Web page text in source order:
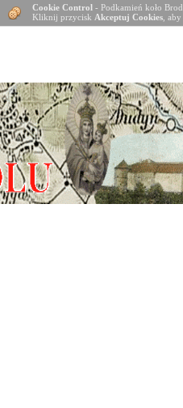
Cookie Control - Podkamień koło
Kliknij przycisk Akceptuj Cookies ,